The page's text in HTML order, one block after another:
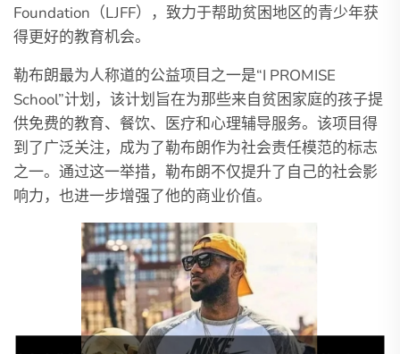
Foundation（LJFF），致力于帮助贫困地区的青少年获
得更好的教育机会。
勒布朗最为人称道的公益项目之一是“I PROMISE
School”计划，该计划旨在为那些来自贫困家庭的孩子提
供免费的教育、餐饮、医疗和心理辅导服务。该项目得
到了广泛关注，成为了勒布朗作为社会责任模范的标志
之一。通过这一举措，勒布朗不仅提升了自己的社会影
响力，也进一步增强了他的商业价值。